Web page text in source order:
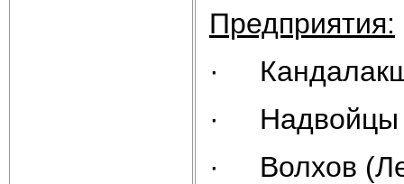
Предприятия:
·
· Надвойцы
· Волхов